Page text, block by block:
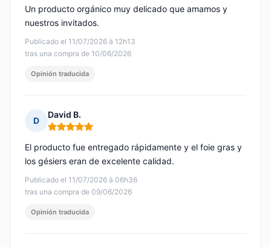
Publicado el 11/07/2026 à 12h13
tras una compra de 10/06/2026
Un producto orgánico muy delicado que amamos y
nuestros invitados.
Opinión traducida
D
David B.
Nota: 5 de 5
Publicado el 11/07/2026 à 06h36
tras una compra de 09/06/2026
El producto fue entregado rápidamente y el foie gras y
los gésiers eran de excelente calidad.
Opinión traducida